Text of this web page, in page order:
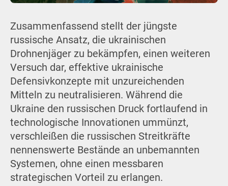
Zusammenfassend stellt der jüngste
russische Ansatz, die ukrainischen
Drohnenjäger zu bekämpfen, einen weiteren
Versuch dar, effektive ukrainische
Defensivkonzepte mit unzureichenden
Mitteln zu neutralisieren. Während die
Ukraine den russischen Druck fortlaufend in
technologische Innovationen ummünzt,
verschleißen die russischen Streitkräfte
nennenswerte Bestände an unbemannten
Systemen, ohne einen messbaren
strategischen Vorteil zu erlangen.